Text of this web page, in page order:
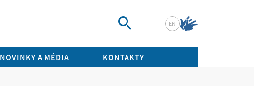
EN
NOVINKY A MÉDIA KONTAKTY